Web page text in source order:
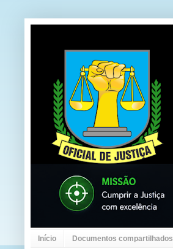
Início Documentos compartilhados